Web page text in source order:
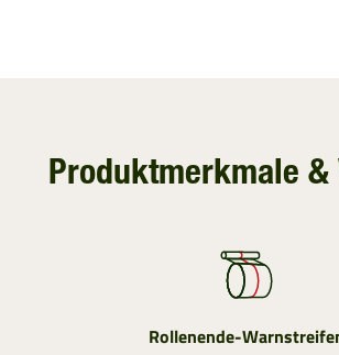
Produktmerkmale &
Rollenende-